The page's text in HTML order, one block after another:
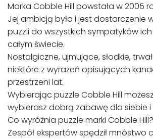
Marka Cobble Hill powstała w 2005
Jej ambicją było i jest dostarczenie
puzzli do wszystkich sympatyków
całym świecie.
Nostalgiczne, ujmujące, słodkie,
niektóre z wyrażeń opisujących
przestrzeni lat.
Wybierając puzzle Cobble Hill
wybierasz dobrą zabawę dla siebie i
Co wyróżnia puzzle marki Cobble Hill?
Zespół ekspertów spędził mnóstwo